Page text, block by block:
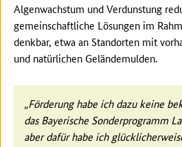
Algenwachstum und Verdunstung
gemeinschaftliche Lösungen im
denkbar, etwa an Standorten mit
und natürlichen Geländemulden.
„Förderung habe ich dazu keine
das Bayerische Sonderprogramm
aber dafür habe ich